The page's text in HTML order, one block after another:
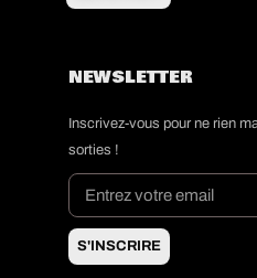
NEWSLETTER
Inscrivez-vous pour ne rien
sorties !
S'INSCRIRE